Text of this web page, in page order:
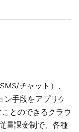
チャット）、
ン手段をアプリケ
とのできるクラウ
量課金制で、各種